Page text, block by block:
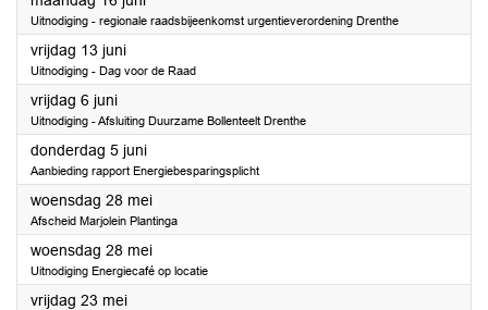
Uitnodiging - regionale raadsbijeenkomst urgentieverordening Drenthe
vrijdag 13 juni2025
Uitnodiging - Dag voor de Raad
vrijdag 6 juni2025
Uitnodiging - Afsluiting Duurzame Bollenteelt Drenthe
donderdag 5 juni2025
Aanbieding rapport Energiebesparingsplicht
woensdag 28 mei2025
Afscheid Marjolein Plantinga
woensdag 28 mei2025
Uitnodiging Energiecafé op locatie
vrijdag 23 mei2025